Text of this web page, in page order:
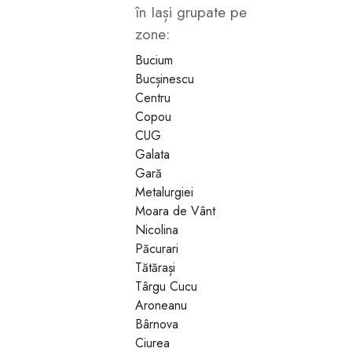
15
în Iași grupate pe
zone:
Bucium
Bucșinescu
Centru
Copou
CUG
Galata
Gară
Metalurgiei
Moara de Vânt
Nicolina
Păcurari
Tătărași
Târgu Cucu
Aroneanu
Bârnova
Ciurea